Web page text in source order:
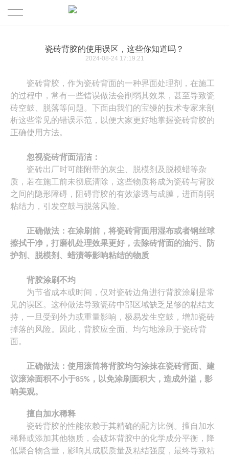
瓷砖背胶的使用误区，这些你知道吗？
2024-08-24 17:19:21
瓷砖背胶，作为瓷砖背面的一种界面处理剂 ， 在施工
的过程中， 常有一些错误做法会削弱其效果，甚至导致瓷
砖空鼓、脱落等问题。下面由我们的宝缦的技术专家来剖
析这些常见的错误示范，以便大家更好地掌握瓷砖背胶的
正确使用方法。
忽视瓷砖背面清洁：
瓷砖出厂时可能附带的灰尘、脱模剂及脱模蜡等杂
质，若在施工前未彻底清除，这些物质将成为瓷砖与背胶
之间的隐形障碍，阻碍背胶的有效渗透与成膜，进而削弱
粘结力，引发空鼓与脱落风险。
正确做法：在涂刷前，将瓷砖背面用湿布或者钢丝球
擦拭干净，打磨机处理效果更好，去除砖背面的油污、防
护剂、脱模剂、蜡渍等影响粘结的物质
背胶涂刷不均
为节省成本或时间，仅对瓷砖边角进行背胶涂刷是常
见的误区。这种做法导致瓷砖中部区域缺乏足够的粘结支
持，一旦受到外力或重量影响，极易发生空鼓，增加瓷砖
掉落的风险。因此，背胶应全面、均匀地涂刷于瓷砖背
面。
正确做法： 使用滚筒将背胶均匀涂抹在瓷砖背面、 建
议滚涂面积不小于85% ，以免涂刷面积大，造成外溢，影
响美观。
擅自加水稀释
瓷砖背胶的性能依赖于其精确的配方比例。擅自加水
稀释或添加其他物质，会破坏背胶中的化学成分平衡，降
低聚合物含量，影响其成膜质量及粘结强度，最终导致粘
走进顺丽成
公司简介
发展历程
研发实力
团队服务
资讯中心
加盟合作
联系我们